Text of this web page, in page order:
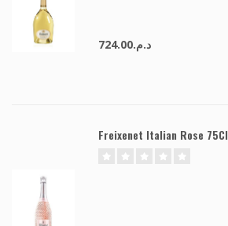
د.م.724.00
Freixenet Italian Rose 75Cl